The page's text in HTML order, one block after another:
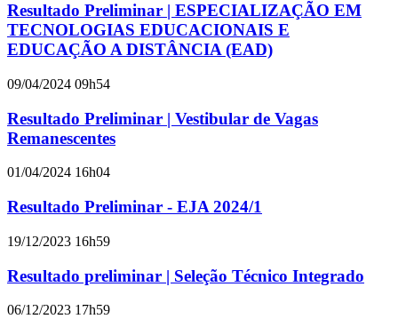
Resultado Preliminar | ESPECIALIZAÇÃO EM
TECNOLOGIAS EDUCACIONAIS E
EDUCAÇÃO A DISTÂNCIA (EAD)
09/04/2024 09h54
Resultado Preliminar | Vestibular de Vagas
Remanescentes
01/04/2024 16h04
Resultado Preliminar - EJA 2024/1
19/12/2023 16h59
Resultado preliminar | Seleção Técnico Integrado
06/12/2023 17h59